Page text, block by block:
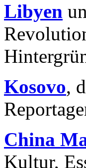
Libyen
Kosovo,
China
Kultur,